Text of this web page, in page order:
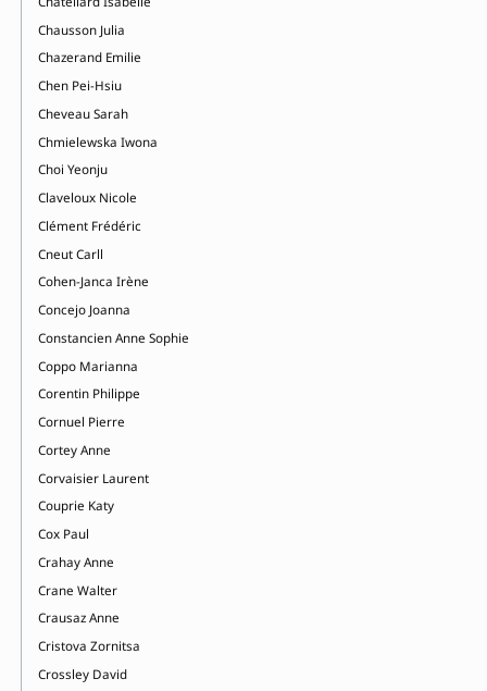
Chausson Julia
Chazerand Emilie
Chen Pei-Hsiu
Cheveau Sarah
Chmielewska Iwona
Choi Yeonju
Claveloux Nicole
Clément Frédéric
Cneut Carll
Cohen-Janca Irène
Concejo Joanna
Constancien Anne Sophie
Coppo Marianna
Corentin Philippe
Cornuel Pierre
Cortey Anne
Corvaisier Laurent
Couprie Katy
Cox Paul
Crahay Anne
Crane Walter
Crausaz Anne
Cristova Zornitsa
Crossley David